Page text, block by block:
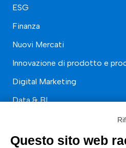
ESG
Finanza
Nuovi Mercati
Innovazione di prodotto e
Digital Marketing
Data & BI
Compliance Normativa
Questo sito web